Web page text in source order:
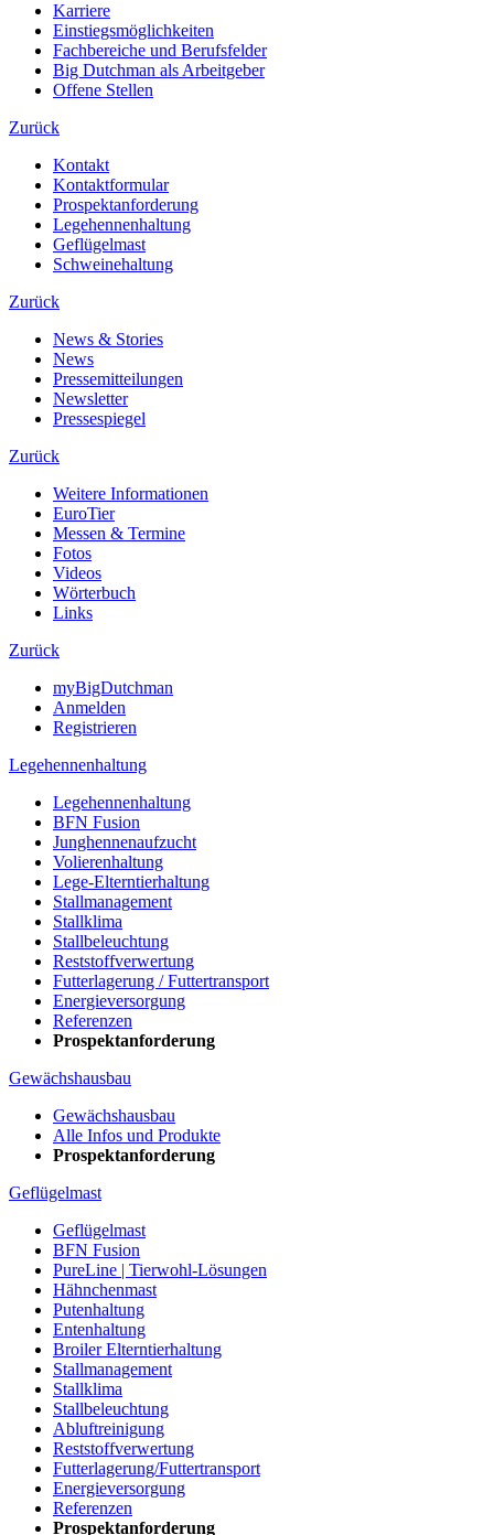
Karriere
Einstiegsmöglichkeiten
Fachbereiche und Berufsfelder
Big Dutchman als Arbeitgeber
Offene Stellen
Zurück
Kontakt
Kontaktformular
Prospektanforderung
Legehennenhaltung
Geflügelmast
Schweinehaltung
Zurück
News & Stories
News
Pressemitteilungen
Newsletter
Pressespiegel
Zurück
Weitere Informationen
EuroTier
Messen & Termine
Fotos
Videos
Wörterbuch
Links
Zurück
myBigDutchman
Anmelden
Registrieren
Legehennenhaltung
Legehennenhaltung
BFN Fusion
Junghennenaufzucht
Volierenhaltung
Lege-Elterntierhaltung
Stallmanagement
Stallklima
Stallbeleuchtung
Reststoffverwertung
Futterlagerung / Futtertransport
Energieversorgung
Referenzen
Prospektanforderung
Gewächshausbau
Gewächshausbau
Alle Infos und Produkte
Prospektanforderung
Geflügelmast
Geflügelmast
BFN Fusion
PureLine | Tierwohl-Lösungen
Hähnchenmast
Putenhaltung
Entenhaltung
Broiler Elterntierhaltung
Stallmanagement
Stallklima
Stallbeleuchtung
Abluftreinigung
Reststoffverwertung
Futterlagerung/Futtertransport
Energieversorgung
Referenzen
Prospektanforderung